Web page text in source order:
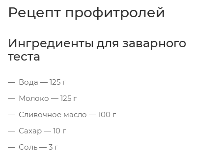
Рецепт профитролей
Ингредиенты для заварного
теста
Вода — 125 г
Молоко — 125 г
Сливочное масло — 100 г
Сахар — 10 г
Соль — 3 г